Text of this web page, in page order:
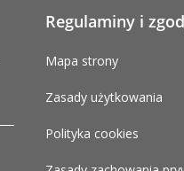
Regulaminy i
Mapa strony
Zasady użytkowania
Polityka cookies